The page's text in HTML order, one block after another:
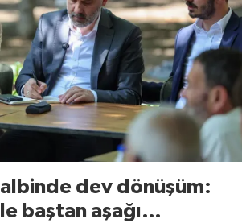
dev dönüşüm:
baştan aşağı